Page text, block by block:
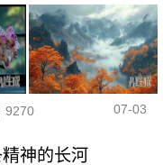
9270 07-03
神的长河